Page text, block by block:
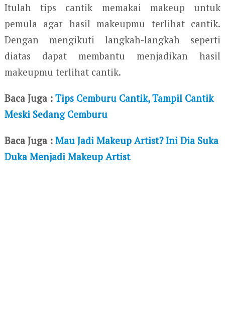
Itulah tips cantik memakai makeup untuk
pemula agar hasil makeupmu terlihat cantik.
Dengan mengikuti langkah-langkah seperti
diatas dapat membantu menjadikan hasil
makeupmu terlihat cantik.
Baca Juga : Tips Cemburu Cantik, Tampil Cantik
Meski Sedang Cemburu
Baca Juga : Mau Jadi Makeup Artist? Ini Dia Suka
Duka Menjadi Makeup Artist